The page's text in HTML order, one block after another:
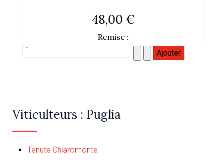
48,00 €
Remise :
Viticulteurs : Puglia
Tenute Chiaromonte